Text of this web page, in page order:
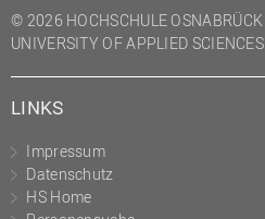
© 2026 HOCHSCHULE OSNABRÜCK
UNIVERSITY OF APPLIED SCIENCES
LINKS
Impressum
Datenschutz
HS Home